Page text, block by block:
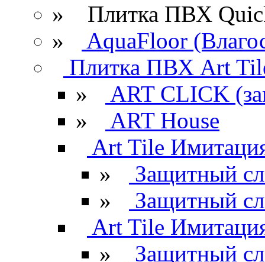
» Плитка ПВХ
»
AquaFloor
Плитка ПВХ Art
»
ART CLICK
»
ART House
Art Tile
»
Защитный
»
Защитный
Art Tile
»
Защитный